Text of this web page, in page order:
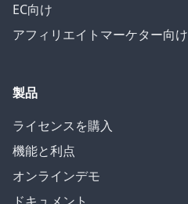
EC向け
アフィリエイトマーケター向け
製品
ライセンスを購入
機能と利点
オンラインデモ